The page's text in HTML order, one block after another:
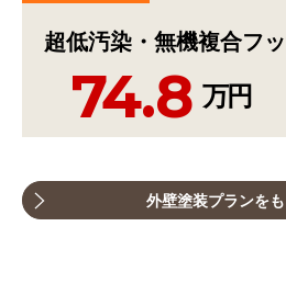
超低汚染・無機複合フ
74.8 万円
外壁塗装プランを